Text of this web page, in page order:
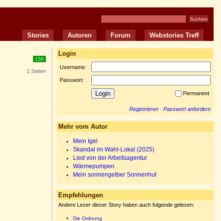
Stories Autoren Forum Webstories Treff
156
1 Seiten
Login
Username:
Passwort:
Permanent
Registrieren · Passwort anfordern
Mehr vom Autor
Mein Igel
Skandal im Wahl-Lokal (2025)
Lied von der Arbeitsagentur
Wärmepumpen
Mein sonnengelber Sonnenhut
Empfehlungen
Andere Leser dieser Story haben auch folgende gelesen:
Die Ordnung